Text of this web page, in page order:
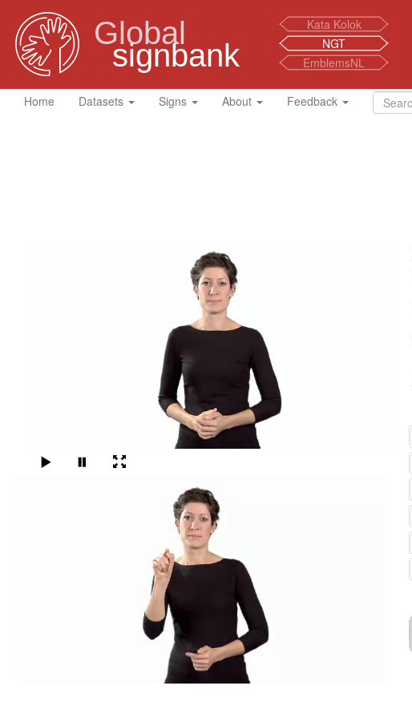
Global
signbank
Kata Kolok
NGT
EmblemsNL
Home Datasets Signs About Feedback